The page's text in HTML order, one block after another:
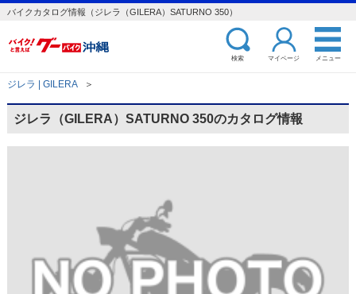
バイクカタログ情報（ジレラ（GILERA）SATURNO 350）
検索 マイページ メニュー
ジレラ | GILERA ＞
ジレラ（GILERA）SATURNO 350のカタログ情報